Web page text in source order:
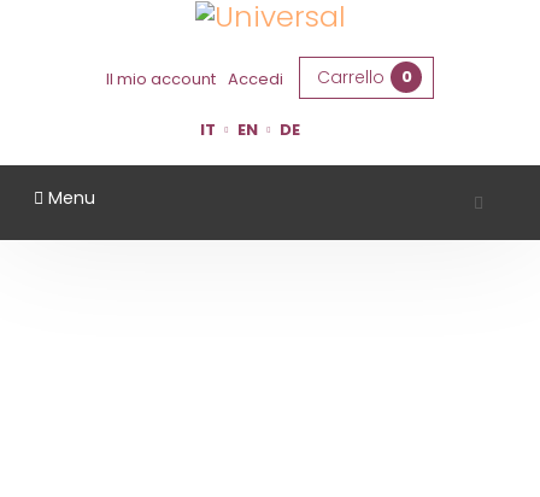
Il mio account Accedi Carrello 0
IT EN DE
Menu